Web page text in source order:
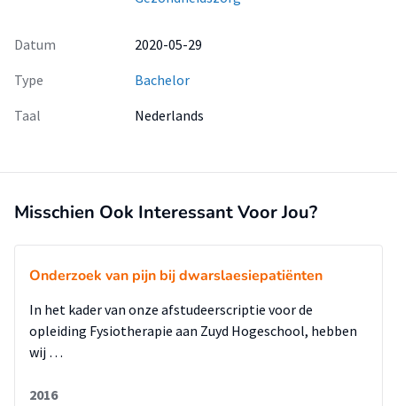
Datum
2020-05-29
Type
Bachelor
Taal
Nederlands
Misschien Ook Interessant Voor Jou?
Onderzoek van pijn bij dwarslaesiepatiënten
In het kader van onze afstudeerscriptie voor de
opleiding Fysiotherapie aan Zuyd Hogeschool, hebben
wij …
2016